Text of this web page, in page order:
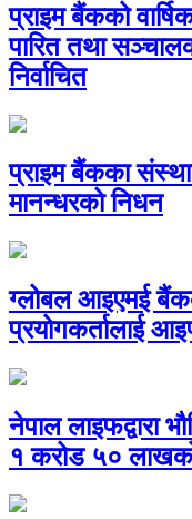
प्राइम बैंकको
पारित तथा सञ्चालक
निर्वाचित
प्राइम बैंकका
मानन्धरको निधन
ग्लोबल आइएमई
प्रयोगकर्तालाई
नेपाल लाइफद्वारा
१ करोड ५०